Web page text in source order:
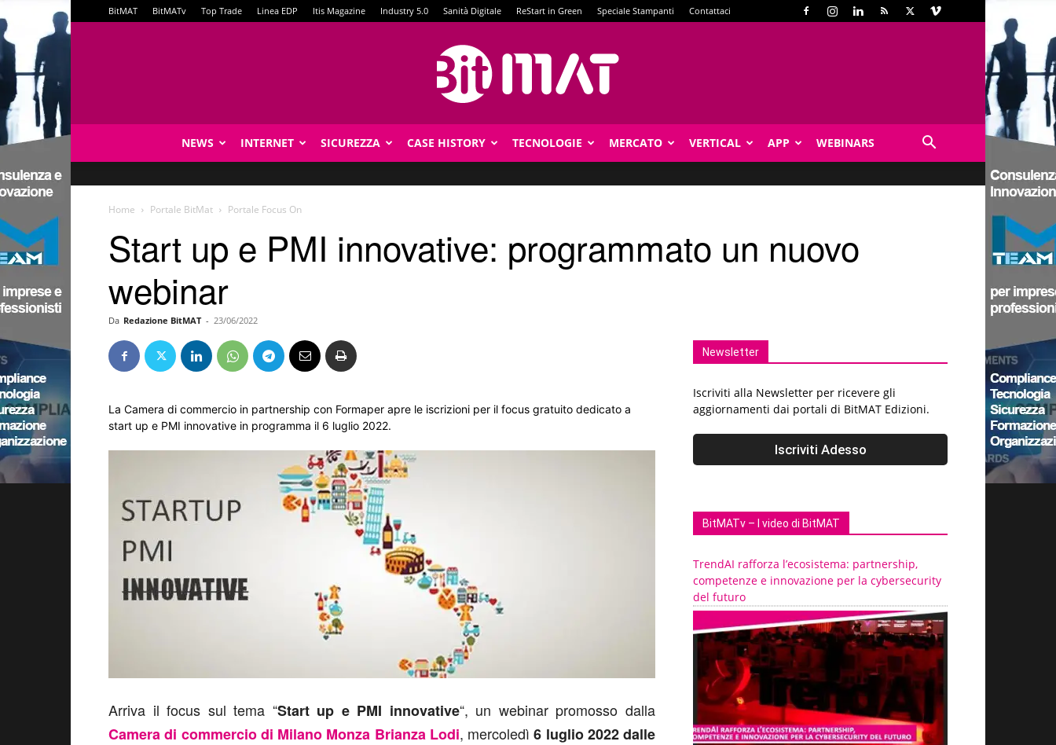
BitMAT BitMATv Top Trade Linea EDP Itis Magazine Industry 5.0 Sanità Digitale ReStart in Green Speciale Stampanti Contattaci
NEWS INTERNET SICUREZZA CASE HISTORY TECNOLOGIE MERCATO VERTICAL APP WEBINARS
Home Portale BitMat Portale Focus On
Start up e PMI innovative: programmato un nuovo
webinar
Da Redazione BitMAT - 23/06/2022
La Camera di commercio in partnership con Formaper apre le iscrizioni per il focus gratuito dedicato a
start up e PMI innovative in programma il 6 luglio 2022.
Arriva il focus sul tema “Start up e PMI innovative“, un webinar promosso dalla
Camera di commercio di Milano Monza Brianza Lodi, mercoledì6 luglio 2022 dalle
Newsletter
Iscriviti alla Newsletter per ricevere gli
aggiornamenti dai portali di BitMAT Edizioni.
BitMATv – I video di BitMAT
TrendAI rafforza l’ecosistema: partnership,
competenze e innovazione per la cybersecurity
del futuro